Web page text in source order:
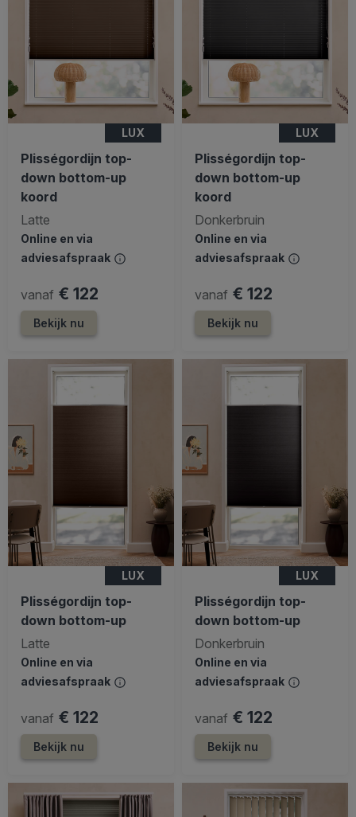
LUX
Plisségordijn top-
down bottom-up
koord
Latte
Online en via
adviesafspraak
vanaf € 122
Bekijk nu
LUX
Plisségordijn top-
down bottom-up
koord
Donkerbruin
Online en via
adviesafspraak
vanaf € 122
Bekijk nu
LUX
Plisségordijn top-
down bottom-up
Latte
Online en via
adviesafspraak
vanaf € 122
Bekijk nu
LUX
Plisségordijn top-
down bottom-up
Donkerbruin
Online en via
adviesafspraak
vanaf € 122
Bekijk nu